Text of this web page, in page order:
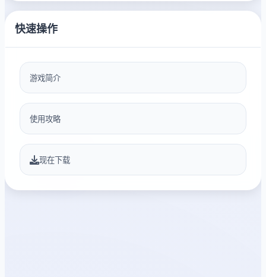
快速操作
游戏简介
使用攻略
现在下载